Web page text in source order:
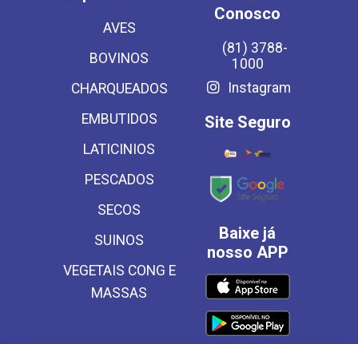
AVES
BOVINOS
CHARQUEADOS
EMBUTIDOS
LATICINIOS
PESCADOS
SECOS
SUINOS
VEGETAIS CONG E
MASSAS
Conosco
(81) 3788-
1000
Instagram
Site Seguro
Baixe já
nosso APP